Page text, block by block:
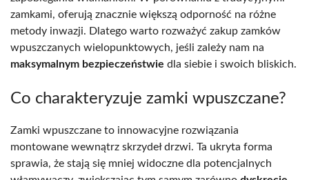
zamkami, oferują znacznie większą odporność na różne
metody inwazji. Dlatego warto rozważyć zakup zamków
wpuszczanych wielopunktowych, jeśli zależy nam na
maksymalnym bezpieczeństwie dla siebie i swoich bliskich.
Co charakteryzuje zamki wpuszczane?
Zamki wpuszczane to innowacyjne rozwiązania
montowane wewnątrz skrzydeł drzwi. Ta ukryta forma
sprawia, że stają się mniej widoczne dla potencjalnych